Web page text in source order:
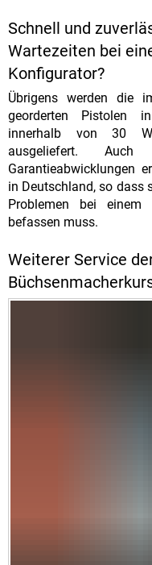
Schnell und
Wartezeiten bei
Konfigurator?
Übrigens werden die
georderten Pistolen
innerhalb von 30
ausgeliefert. Auch
Garantieabwicklungen
in Deutschland, so dass
Problemen bei einem
befassen muss.
Weiterer Service